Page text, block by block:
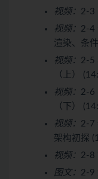
视频： 2-3
视频： 2-4
渲染、条
视频： 2-5
（上）
视频： 2-6
（下）
视频： 2-7
架构初探
视频： 2-8
图文： 2-9